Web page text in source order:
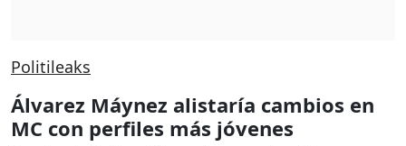
Politileaks
Álvarez Máynez alistaría cambios en
MC con perfiles más jóvenes